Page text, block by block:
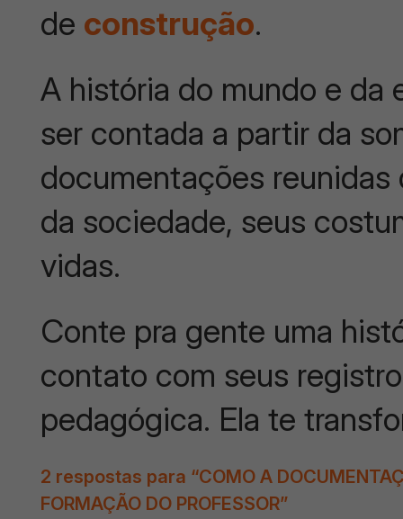
de construção.
A história do mundo e da
ser contada a partir da
documentações
da sociedade, seus
vidas.
Conte pra gente uma
contato com seus
pedagógica. Ela te
2 respostas para “COMO A
FORMAÇÃO DO PROFESSOR”